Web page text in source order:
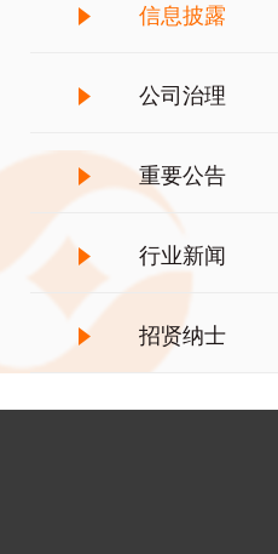
信息披露
公司治理
重要公告
行业新闻
招贤纳士